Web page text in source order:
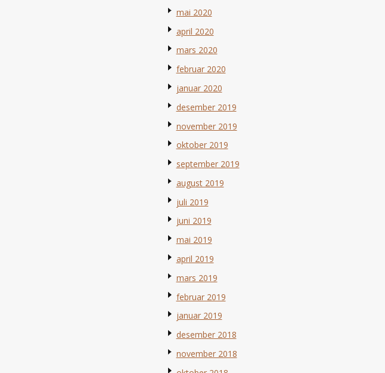
mai 2020
april 2020
mars 2020
februar 2020
januar 2020
desember 2019
november 2019
oktober 2019
september 2019
august 2019
juli 2019
juni 2019
mai 2019
april 2019
mars 2019
februar 2019
januar 2019
desember 2018
november 2018